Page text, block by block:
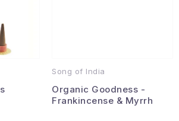
Song of India
Organic Goodness -
Frankincense & Myrrh